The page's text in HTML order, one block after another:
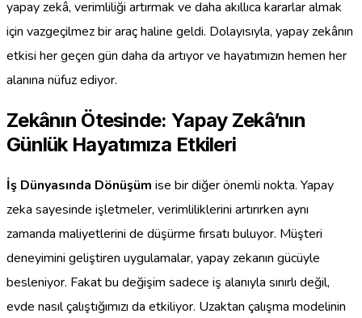
yapay zekâ, verimliliği artırmak ve daha akıllıca kararlar almak
için vazgeçilmez bir araç haline geldi. Dolayısıyla, yapay zekânın
etkisi her geçen gün daha da artıyor ve hayatımızın hemen her
alanına nüfuz ediyor.
Zekânın Ötesinde: Yapay Zekâ’nın
Günlük Hayatımıza Etkileri
İş Dünyasında Dönüşüm ise bir diğer önemli nokta. Yapay
zeka sayesinde işletmeler, verimliliklerini artırırken aynı
zamanda maliyetlerini de düşürme fırsatı buluyor. Müşteri
deneyimini geliştiren uygulamalar, yapay zekanın gücüyle
besleniyor. Fakat bu değişim sadece iş alanıyla sınırlı değil,
evde nasıl çalıştığımızı da etkiliyor. Uzaktan çalışma modelinin